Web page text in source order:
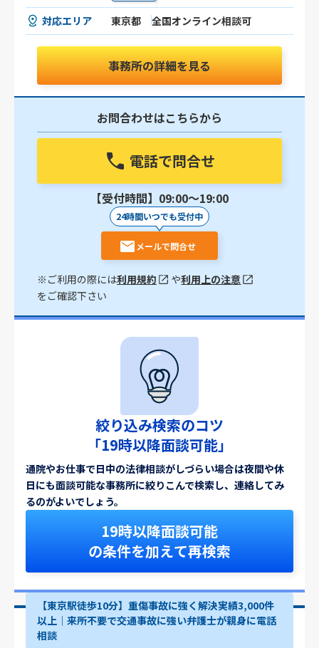
対応エリア 東京都 全国オンライン相談可
事務所の詳細を見る
お問合わせはこちらから
電話で問合せ
【受付時間】09:00〜19:00
24時間いつでも受付中
メールで問合せ
※ご利用の際には利用規約 や利用上の注意
をご確認下さい
絞り込み検索のコツ
「19時以降面談可能」
通院やお仕事で日中の法律相談がしづらい場合は夜間や休
日にも面談可能な事務所に絞りこんで検索し、連絡してみ
るのがよいでしょう。
19時以降面談可能
の条件を加えて再検索
【東京駅徒歩10分】重傷事故に強く解決実績3,000件
以上│来所不要で交通事故に強い弁護士が親身に電話
相談